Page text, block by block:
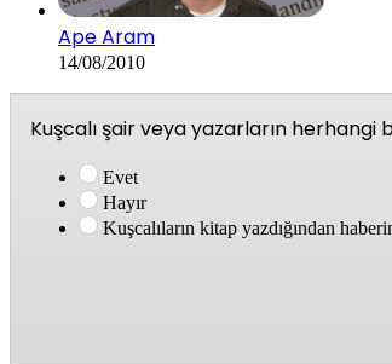
Ape Aram
14/08/2010
Kuşcalı şair veya yazarların herhangi
Evet
Hayır
Kuşcalıların kitap yazdığından